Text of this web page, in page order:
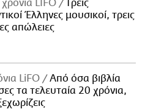
χρόνια LIFO
Tρεις
Έλληνες μουσικοί, τρεις
απώλειες
LiFO
Από όσα βιβλία
τα τελευταία 20 χρόνια,